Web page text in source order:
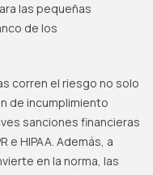
las pequeñas
de los
corren el riesgo no solo
de incumplimiento
sanciones financieras
e HIPAA. Además, a
en la norma, las